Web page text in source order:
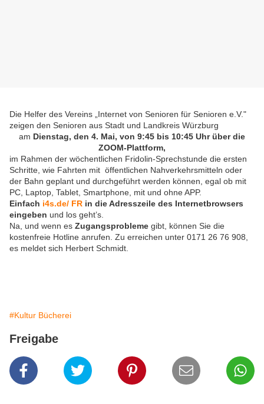
Die Helfer des Vereins „Internet von Senioren für Senioren e.V."
zeigen den Senioren aus Stadt und Landkreis Würzburg
am Dienstag, den 4. Mai, von 9:45 bis 10:45 Uhr über die
ZOOM-Plattform,
im Rahmen der wöchentlichen Fridolin-Sprechstunde die ersten
Schritte, wie Fahrten mit öffentlichen Nahverkehrsmitteln oder
der Bahn geplant und durchgeführt werden können, egal ob mit
PC, Laptop, Tablet, Smartphone, mit und ohne APP.
Einfach i4s.de/ FR in die Adresszeile des Internetbrowsers
eingeben und los geht’s.
Na, und wenn es Zugangsprobleme gibt, können Sie die
kostenfreie Hotline anrufen. Zu erreichen unter 0171 26 76 908,
es meldet sich Herbert Schmidt.
#Kultur Bücherei
Freigabe